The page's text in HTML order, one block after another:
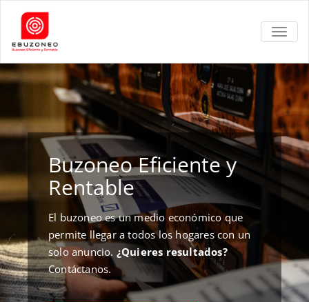
Buzoneo Eficiente y
Rentable
El buzoneo es un medio económico que
permite llegar a todos los hogares con un
solo anuncio. ¿Quieres resultados?
Contáctanos.